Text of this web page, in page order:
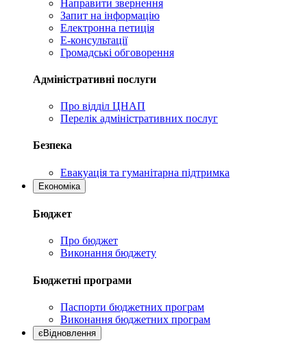
Направити звернення
Запит на інформацію
Електронна петиція
Е-консультації
Громадські обговорення
Адміністративні послуги
Про відділ ЦНАП
Перелік адміністративних послуг
Безпека
Евакуація та гуманітарна підтримка
Економіка
Бюджет
Про бюджет
Виконання бюджету
Бюджетні програми
Паспорти бюджетних програм
Виконання бюджетних програм
єВідновлення